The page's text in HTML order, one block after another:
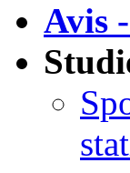
Avis